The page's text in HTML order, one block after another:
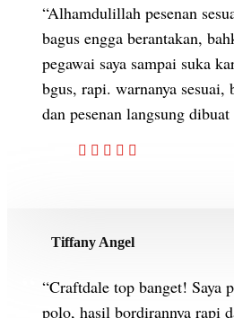
“Alhamdulillah pesenan
bagus engga berantakan,
pegawai saya sampai suka
bgus, rapi. warnanya sesuai,
dan pesenan langsung
Tiffany Angel
“Craftdale top banget! Saya
polo, hasil bordirannya rapi